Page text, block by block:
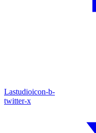
Lastudioicon-b-
twitter-x